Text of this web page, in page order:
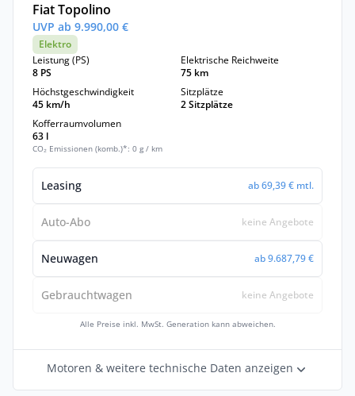
Fiat Topolino
UVP ab 9.990,00 €
Elektro
Leistung (PS)
8 PS
Elektrische Reichweite
75 km
Höchstgeschwindigkeit
45 km/h
Sitzplätze
2 Sitzplätze
Kofferraumvolumen
63 l
CO₂ Emissionen (komb.)*: 0 g / km
Leasing ab 69,39 € mtl.
Auto-Abo keine Angebote
Neuwagen ab 9.687,79 €
Gebrauchtwagen keine Angebote
Alle Preise inkl. MwSt. Generation kann abweichen.
Motoren & weitere technische Daten anzeigen